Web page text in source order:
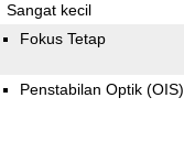
Sangat kecil
Fokus Tetap
Penstabilan Optik (OIS)